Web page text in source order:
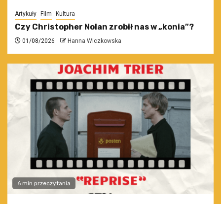
Artykuły Film Kultura
Czy Christopher Nolan zrobił nas w „konia”?
01/08/2026 Hanna Wiczkowska
6 min przeczytania